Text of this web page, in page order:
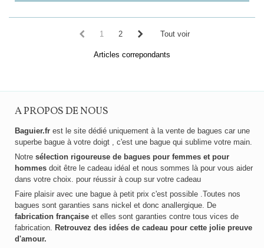
1 2 Tout voir
Articles correpondants
A PROPOS DE NOUS
Baguier.fr est le site dédié uniquement à la vente de bagues car une
superbe bague à votre doigt , c'est une bague qui sublime votre main.
Notre sélection rigoureuse de bagues pour femmes et pour
hommes doit être le cadeau idéal et nous sommes là pour vous aider
dans votre choix. pour réussir à coup sur votre cadeau
Faire plaisir avec une bague à petit prix c'est possible .Toutes nos
bagues sont garanties sans nickel et donc anallergique. De
fabrication française et elles sont garanties contre tous vices de
fabrication. Retrouvez des idées de cadeau pour cette jolie preuve
d'amour.